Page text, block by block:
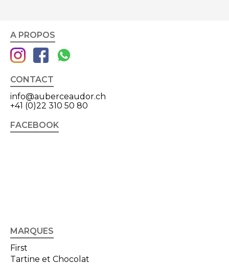
A PROPOS
CONTACT
info@auberceaudor.ch
+41 (0)22 310 50 80
FACEBOOK
MARQUES
First
Tartine et Chocolat